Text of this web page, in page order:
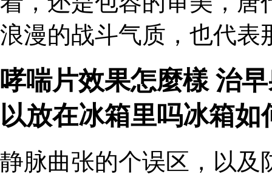
浪漫的战斗气质，也代表
哮喘片效果怎麼樣 治
以放在冰箱里吗冰箱
静脉曲张的个误区，以及